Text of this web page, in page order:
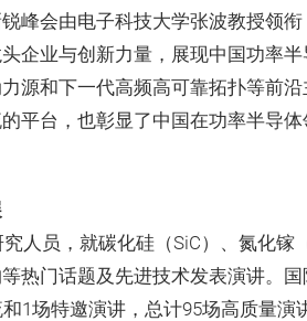
峰会由电子科技大学张波教授领
企业与创新力量，展现中国功率半
源和下一代高频高可靠拓扑等前
平台，也彰显了中国在功率半导
人员，就碳化硅（SiC）、氮化镓
热门话题及先进技术发表演讲。
1场特邀演讲，总计95场高质量演